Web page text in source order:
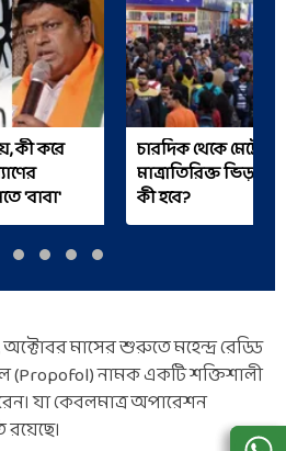
কী করে
'বাবা'
চারদিক থেকে মেট্রো,
মাত্রাতিরিক্ত ভিড়
কী হবে?
মাসের শুরুতে মহেন্দ্র রেড্ডি
(Propofol) নামক একটি শক্তিশালী
যা কেবলমাত্র অপারেশন